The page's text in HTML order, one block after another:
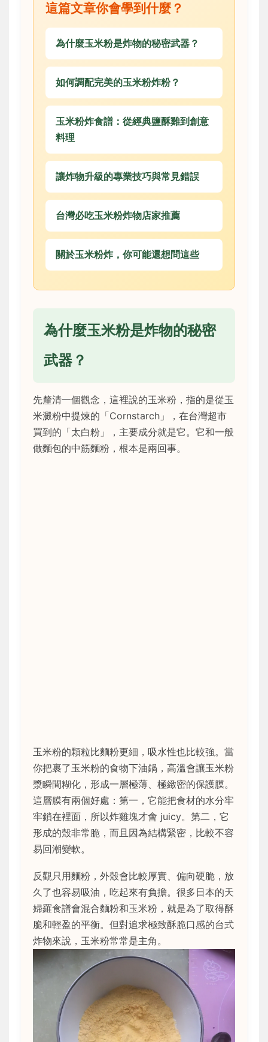
這篇文章你會學到什麼？
為什麼玉米粉是炸物的秘密武器？
如何調配完美的玉米粉炸粉？
玉米粉炸食譜：從經典鹽酥雞到創意
料理
讓炸物升級的專業技巧與常見錯誤
台灣必吃玉米粉炸物店家推薦
關於玉米粉炸，你可能還想問這些
為什麼玉米粉是炸物的秘密
武器？
先釐清一個觀念，這裡說的玉米粉，指的是從玉
米澱粉中提煉的「Cornstarch」，在台灣超市
買到的「太白粉」，主要成分就是它。它和一般
做麵包的中筋麵粉，根本是兩回事。
玉米粉的顆粒比麵粉更細，吸水性也比較強。當
你把裹了玉米粉的食物下油鍋，高溫會讓玉米粉
漿瞬間糊化，形成一層極薄、極緻密的保護膜。
這層膜有兩個好處：第一，它能把食材的水分牢
牢鎖在裡面，所以炸雞塊才會 juicy。第二，它
形成的殼非常脆，而且因為結構緊密，比較不容
易回潮變軟。
反觀只用麵粉，外殼會比較厚實、偏向硬脆，放
久了也容易吸油，吃起來有負擔。很多日本的天
婦羅食譜會混合麵粉和玉米粉，就是為了取得酥
脆和輕盈的平衡。但對追求極致酥脆口感的台式
炸物來說，玉米粉常常是主角。